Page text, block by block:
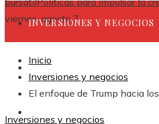
viernes, agosto 7
INVERSIONES Y NEGOCIOS
CULTURA Y OCIO
Inicio
Inversiones y negocios
El enfoque de Trump hacia
Inversiones y negocios